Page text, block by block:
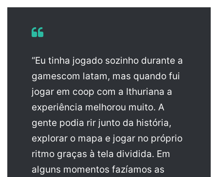
“Eu tinha jogado sozinho durante a
gamescom latam, mas quando fui
jogar em coop com a Ithuriana a
experiência melhorou muito. A
gente podia rir junto da história,
explorar o mapa e jogar no próprio
ritmo graças à tela dividida. Em
alguns momentos fazíamos as